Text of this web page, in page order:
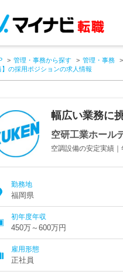
管理・事務から探す
管理・事務
】の採用ポジションの求人情報
幅広い業務に
空研工業ホール
空調設備の安定実績
勤務地
福岡県
初年度年収
450万～600万円
雇用形態
正社員